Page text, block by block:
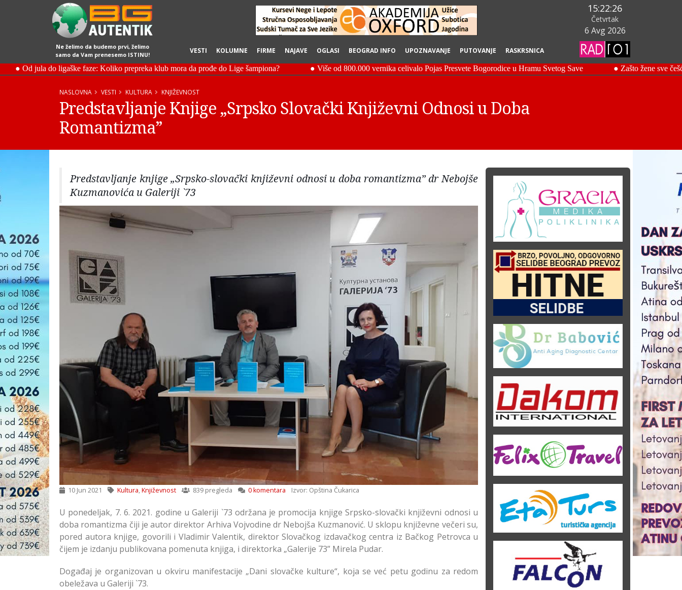
Ne želimo da budemo prvi, želimo
samo da Vam prenesemo ISTINU!
VESTI KOLUMNE FIRME NAJAVE OGLASI BEOGRAD INFO UPOZNAVANJE PUTOVANJE RASKRSNICA
15:22:27
Četvrtak
6 Avg 2026
NASLOVNA VESTI KULTURA KNJIŽEVNOST
Predstavljanje Knjige „Srpsko Slovački Književni Odnosi u Doba
Romantizma”
Predstavljanje knjige „Srpsko-slovački književni odnosi u doba romantizma” dr Nebojše
Kuzmanovića u Galeriji `73
10 Jun 2021 Kultura,Književnost 839 pregleda 0 komentara Izvor: Opština Čukarica
U ponedeljak, 7. 6. 2021. godine u Galeriji `73 održana je promocija knjige Srpsko-slovački književni odnosi u
doba romantizma čiji je autor direktor Arhiva Vojvodine dr Nebojša Kuzmanović. U sklopu književne večeri su,
pored autora knjige, govorili i Vladimir Valentik, direktor Slovačkog izdavačkog centra iz Bačkog Petrovca u
čijem je izdanju publikovana pomenuta knjiga, i direktorka „Galerije 73” Mirela Pudar.
Događaj je organizovan u okviru manifestacije „Dani slovačke kulture“, koja se već petu godinu za redom
obeležava u Galeriji `73.